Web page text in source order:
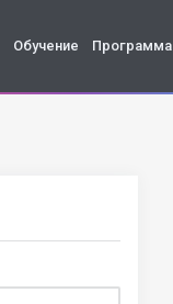
Обучение Программа